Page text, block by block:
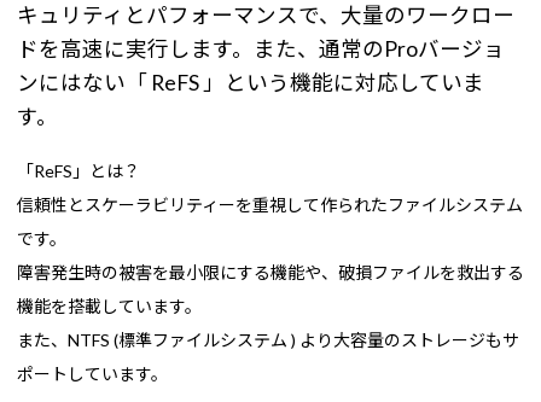
キュリティとパフォーマンスで、大量のワークロー
ドを高速に実行します。また、通常のProバージョ
ンにはない「 ReFS 」という機能に対応していま
す。
「ReFS」とは？
信頼性とスケーラビリティーを重視して作られたファイルシステム
です。
障害発生時の被害を最小限にする機能や、破損ファイルを救出する
機能を搭載しています。
また、NTFS (標準ファイルシステム ) より大容量のストレージもサ
ポートしています。